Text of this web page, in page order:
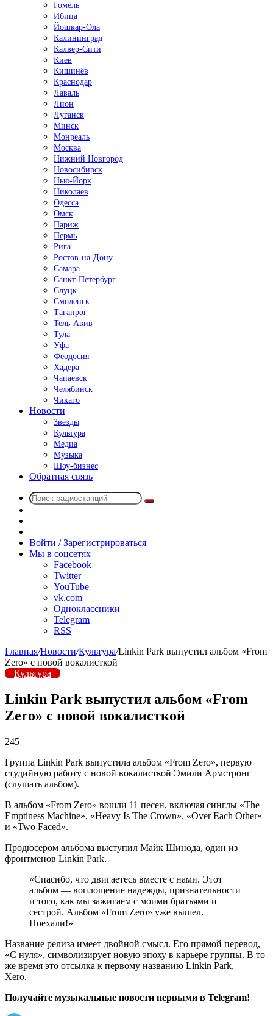
Гомель
Ибица
Йошкар-Ола
Калининград
Калвер-Сити
Киев
Кишинёв
Краснодар
Лаваль
Лион
Луганск
Минск
Монреаль
Москва
Нижний Новгород
Новосибирск
Нью-Йорк
Николаев
Одесса
Омск
Париж
Пермь
Рига
Ростов-на-Дону
Самара
Санкт-Петербург
Слуцк
Смоленск
Таганрог
Тель-Авив
Тула
Уфа
Феодосия
Хадера
Чапаевск
Челябинск
Чикаго
Новости
Звезды
Культура
Медиа
Музыка
Шоу-бизнес
Обратная связь
Поиск
радио
Войти / Зарегистрироваться
Мы в соцсетях
Facebook
Twitter
YouTube
vk.com
Одноклассники
Telegram
RSS
Главная/Новости/Культура/Linkin Park выпустил альбом «From
Zero» с новой вокалисткой
Культура
Linkin Park выпустил альбом «From
Zero» с новой вокалисткой
245
Группа Linkin Park выпустила альбом «From Zero», первую
студийную работу с новой вокалисткой Эмили Армстронг
(слушать альбом).
В альбом «From Zero» вошли 11 песен, включая синглы «The
Emptiness Machine», «Heavy Is The Crown», «Over Each Other»
и «Two Faced».
Продюсером альбома выступил Майк Шинода, один из
фронтменов Linkin Park.
«Спасибо, что двигаетесь вместе с нами. Этот
альбом — воплощение надежды, признательности
и того, как мы зажигаем с моими братьями и
сестрой. Альбом «From Zero» уже вышел.
Поехали!»
Название релиза имеет двойной смысл. Его прямой перевод,
«С нуля», символизирует новую эпоху в карьере группы. В то
же время это отсылка к первому названию Linkin Park, —
Xero.
Получайте музыкальные новости первыми в Telegram!